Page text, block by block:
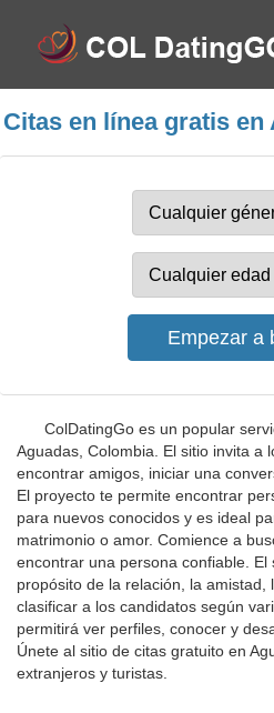
Citas en línea gratis
ColDatingGo es un popular
Aguadas, Colombia. El sitio invita a
encontrar amigos, iniciar una
El proyecto te permite encontrar
para nuevos conocidos y es ideal
matrimonio o amor. Comience a
encontrar una persona confiable.
propósito de la relación, la amistad,
clasificar a los candidatos según
permitirá ver perfiles, conocer y
Únete al sitio de citas gratuito en
extranjeros y turistas.